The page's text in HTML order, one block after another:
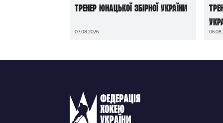
тренер юнацької збірної України
07.08.2026